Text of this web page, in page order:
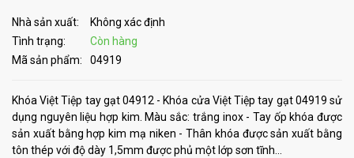
Nhà sản xuất:
Không xác định
Tình trạng:
Còn hàng
Mã sản phẩm:
04919
Khóa Việt Tiệp tay gạt 04912 - Khóa cửa Việt Tiệp tay gạt 04919 sử
dụng nguyên liệu hợp kim. Màu sắc: trắng inox - Tay ốp khóa được
sản xuất bằng hợp kim mạ niken - Thân khóa được sản xuất bằng
tôn thép với độ dày 1,5mm được phủ một lớp sơn tĩnh...